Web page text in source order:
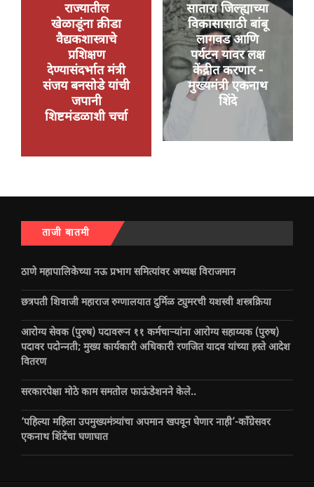
राज्यातील
खेळाडूंना क्रीडा
वैद्यकशास्त्राचे
प्रशिक्षण
देण्यासंदर्भात मंत्री
संजय बनसोडे यांची
जपानी
शिष्टमंडळाशी चर्चा
सातारा जिल्ह्याच्या
विकासासाठी बांबू
लागवड आणि
पर्यटन यावर लक्ष
केंद्रीत करणार -
मुख्यमंत्री एकनाथ
शिंदे
ताजी बातमी
ठाणे महापालिकेच्या नऊ प्रभाग समित्यांवर अध्यक्ष विराजमान
छत्रपती शिवाजी महाराज रुग्णालयात दुर्मिळ ट्युमरची यशस्वी शस्त्रक्रिया
आरोग्य सेवक (पुरुष) पदावरून ११ कर्मचाऱ्यांना आरोग्य सहाय्यक (पुरुष)
पदावर पदोन्नती; मुख्य कार्यकारी अधिकारी रणजित यादव यांच्या हस्ते आदेश
वितरण
सरकारपेक्षा मोठे काम समतोल फाऊंडेशनने केले..
‘पहिल्या महिला उपमुख्यमंत्र्यांचा अपमान खपवून घेणार नाही’-काँग्रेसवर
एकनाथ शिंदेंचा घणाघात